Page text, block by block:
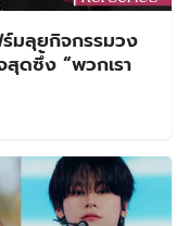
มลุยกิจกรรมวง
ดซึ้ง “พวกเรา